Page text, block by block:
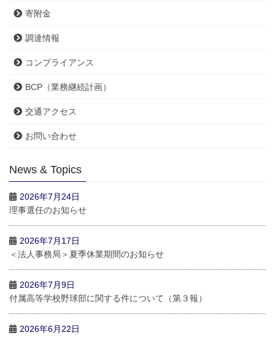
寄附金
調達情報
コンプライアンス
BCP（業務継続計画）
交通アクセス
お問い合わせ
News & Topics
2026年7月24日
理事選任のお知らせ
2026年7月17日
＜法人事務局＞夏季休業期間のお知らせ
2026年7月9日
付属高等学校野球部に関する件について（第３報）
2026年6月22日